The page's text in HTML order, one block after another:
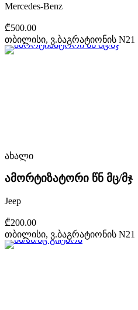
Mercedes-Benz
₾500.00
თბილისი, ვ.ბაგრატიონის N21
ახალი
ამორტიზატორი წნ მც/მჯ
Jeep
₾200.00
თბილისი, ვ.ბაგრატიონის N21